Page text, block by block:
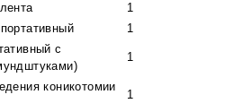
1
1
с
1
коникотомии
1